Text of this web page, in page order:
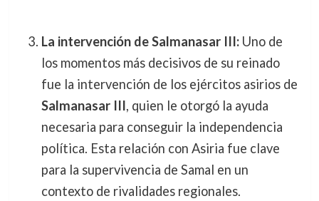
La intervención de Salmanasar III:Uno de
los momentos más decisivos de su reinado
fue la intervención de los ejércitos asirios de
Salmanasar III, quien le otorgó la ayuda
necesaria para conseguir la independencia
política. Esta relación con Asiria fue clave
para la supervivencia de Samal en un
contexto de rivalidades regionales.